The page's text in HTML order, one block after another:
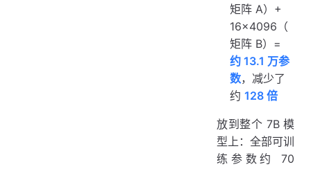
矩阵 A）+
16×4096（
矩阵 B）=
约 13.1 万参
数，减少了
约128 倍
放到整个 7B 模
型上：全部可训
练参数约 70